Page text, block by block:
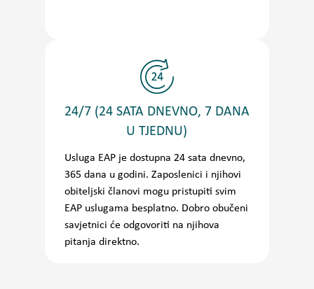
24/7 (24 SATA DNEVNO, 7 DANA
U TJEDNU)
Usluga EAP je dostupna 24 sata dnevno,
365 dana u godini. Zaposlenici i njihovi
obiteljski članovi mogu pristupiti svim
EAP uslugama besplatno. Dobro obučeni
savjetnici će odgovoriti na njihova
pitanja direktno.